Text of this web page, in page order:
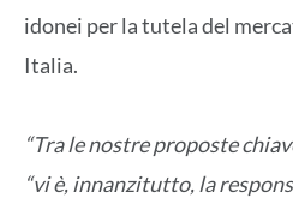
idonei per la tutela del
Italia.
“Tra le nostre proposte
“vi è, innanzitutto, la